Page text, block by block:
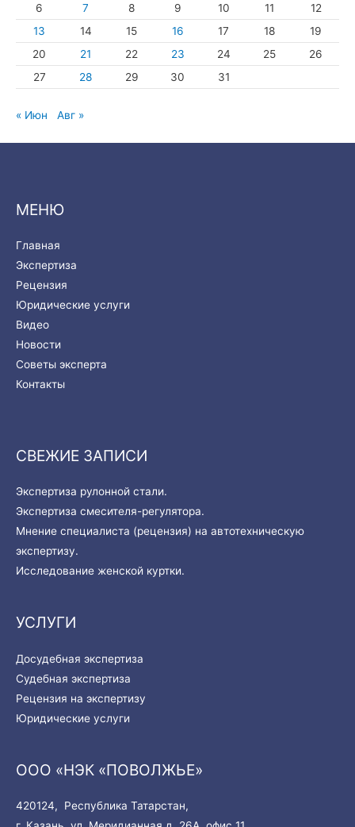
6
7 8 9 10 11
12
13
14 15 16 17 18
19
20
21 22 23 24 25
26
27
28 29 30 31
« Июн Авг »
МЕНЮ
Главная
Экспертиза
Рецензия
Юридические услуги
Видео
Новости
Советы эксперта
Контакты
СВЕЖИЕ ЗАПИСИ
Экспертиза рулонной стали.
Экспертиза смесителя-регулятора.
Мнение специалиста (рецензия) на автотехническую
экспертизу.
Исследование женской куртки.
УСЛУГИ
Досудебная экспертиза
Судебная экспертиза
Рецензия на экспертизу
Юридические услуги
ООО «НЭК «ПОВОЛЖЬЕ»
420124, Республика Татарстан,